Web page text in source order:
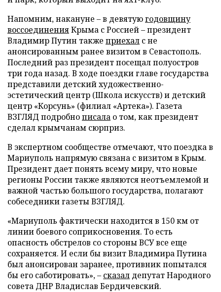
Напомним, накануне – в девятуюгодовщину
воссоединенияКрыма с Россией – президент
Владимир Путин также приехал с не
анонсированным ранее визитом в Севастополь.
Последний раз президент посещал полуостров
три года назад. В ходе поездки главе государства
представили детский художественно-
эстетический центр (Школа искусств) и детский
центр «Корсунь» (филиал «Артека»). Газета
ВЗГЛЯД подробнописала о том, как президент
сделал крымчанам сюрприз.
В экспертном сообществе отмечают, что поездка в
Мариуполь напрямую связана с визитом в Крым.
Президент дает понять всему миру, что новые
регионы России также являются неотъемлемой и
важной частью большого государства, полагают
собеседники газеты ВЗГЛЯД.
«Мариуполь фактически находится в 150 км от
линии боевого соприкосновения. То есть
опасность обстрелов со стороны ВСУ все еще
сохраняется. И если бы визит Владимира Путина
был анонсирован заранее, противник попытался
бы его саботировать», – сказал депутат Народного
совета ДНР Владислав Бердичевский.